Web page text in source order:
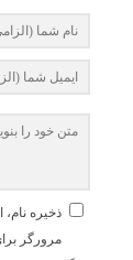
ذخیره
مرورگر